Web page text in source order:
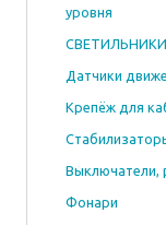
уровня
СВЕТИЛЬНИКИ
Датчики
Крепёж для
Выключатели,
Фонари